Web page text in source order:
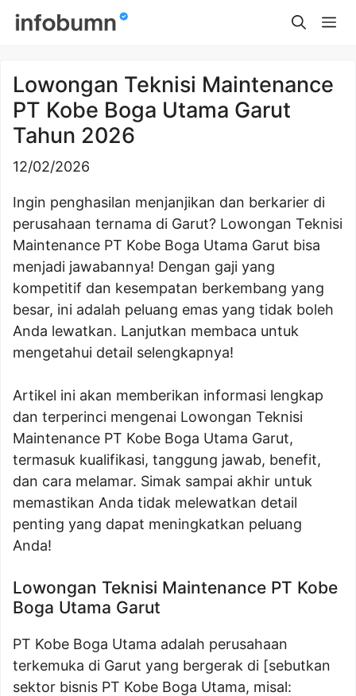
Skip
Lowongan Teknisi Maintenance
PT Kobe Boga Utama Garut
Tahun 2026
12/02/2026
Ingin penghasilan menjanjikan dan berkarier di
perusahaan ternama di Garut? Lowongan Teknisi
Maintenance PT Kobe Boga Utama Garut bisa
menjadi jawabannya! Dengan gaji yang
kompetitif dan kesempatan berkembang yang
besar, ini adalah peluang emas yang tidak boleh
Anda lewatkan. Lanjutkan membaca untuk
mengetahui detail selengkapnya!
Artikel ini akan memberikan informasi lengkap
dan terperinci mengenai Lowongan Teknisi
Maintenance PT Kobe Boga Utama Garut,
termasuk kualifikasi, tanggung jawab, benefit,
dan cara melamar. Simak sampai akhir untuk
memastikan Anda tidak melewatkan detail
penting yang dapat meningkatkan peluang
Anda!
Lowongan Teknisi Maintenance PT Kobe
Boga Utama Garut
PT Kobe Boga Utama adalah perusahaan
terkemuka di Garut yang bergerak di [sebutkan
sektor bisnis PT Kobe Boga Utama, misal: